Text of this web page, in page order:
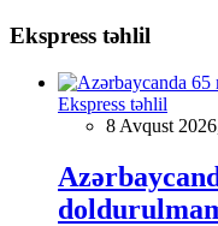
Ekspress təhlil
Ekspress təhlil
8 Avqust